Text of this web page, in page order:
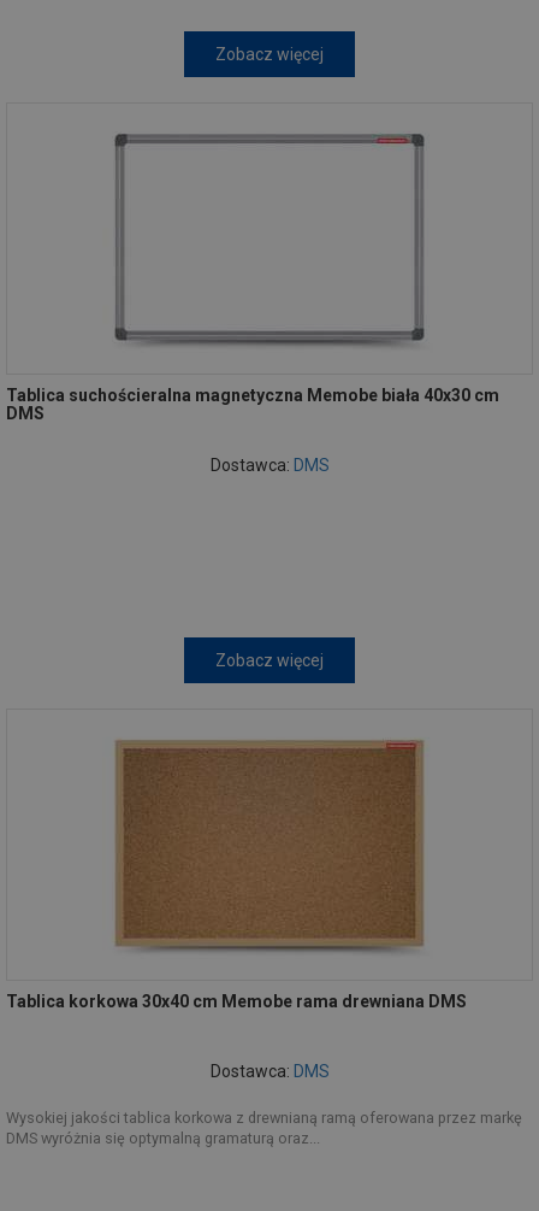
Zobacz więcej
Tablica suchościeralna magnetyczna Memobe biała 40x30 cm
DMS
Dostawca: DMS
Zobacz więcej
Tablica korkowa 30x40 cm Memobe rama drewniana DMS
Dostawca: DMS
Wysokiej jakości tablica korkowa z drewnianą ramą oferowana przez markę
DMS wyróżnia się optymalną gramaturą oraz...